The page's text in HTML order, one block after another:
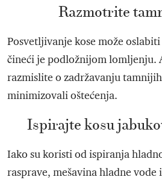
Razmotrite
Posvetljivanje kose može
čineći je podložnijom lomljenju.
razmislite o zadržavanju
minimizovali oštećenja.
Ispirajte kosu
Iako su koristi od ispiranja
rasprave, mešavina hladne vode